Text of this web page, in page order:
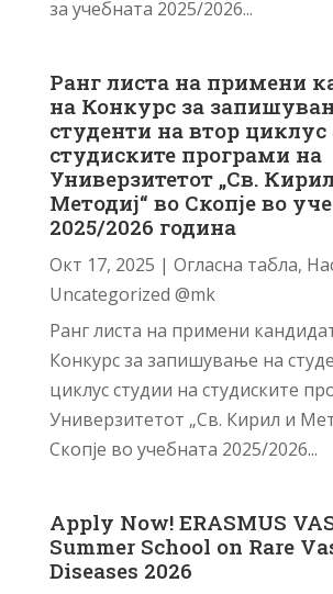
за учебната 2025/2026...
Ранг листа на примени
на Конкурс за
студенти на втор
студиските програми на
Универзитетот „Св.
Методиј“ во Скопје во
2025/2026 година
Окт 17, 2025 | Огласна табла,
Uncategorized @mk
Ранг листа на примени
Конкурс за запишување на
циклус студии на студиските
Универзитетот „Св. Кирил и
Скопје во учебната 2025/2026...
Apply Now! ERASMUS
Summer School on Rare
Diseases 2026